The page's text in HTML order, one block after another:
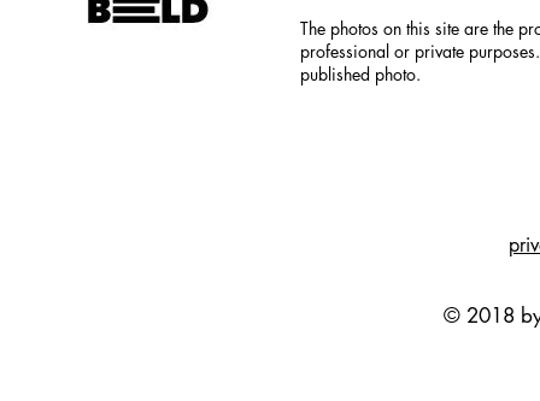
The photos on this site are the
professional or private
published photo.
© 2018